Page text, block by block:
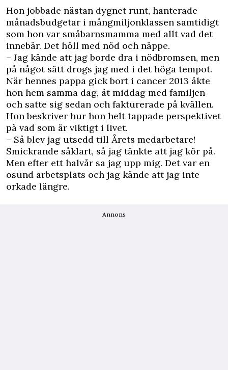
Hon jobbade nästan dygnet runt, hanterade
månadsbudgetar i mångmiljonklassen samtidigt
som hon var småbarnsmamma med allt vad det
innebär. Det höll med nöd och näppe.
– Jag kände att jag borde dra i nödbromsen, men
på något sätt drogs jag med i det höga tempot.
När hennes pappa gick bort i cancer 2013 åkte
hon hem samma dag, åt middag med familjen
och satte sig sedan och fakturerade på kvällen.
Hon beskriver hur hon helt tappade perspektivet
på vad som är viktigt i livet.
– Så blev jag utsedd till Årets medarbetare!
Smickrande såklart, så jag tänkte att jag kör på.
Men efter ett halvår sa jag upp mig. Det var en
osund arbetsplats och jag kände att jag inte
orkade längre.
Annons